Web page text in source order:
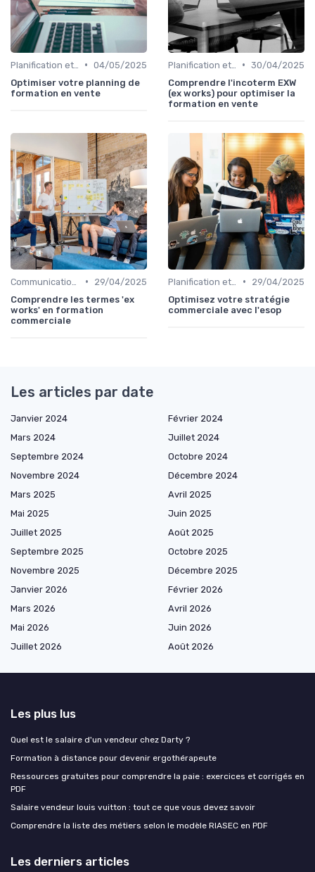
• 04/05/2025
Optimiser votre planning de
formation en vente
• 30/04/2025
Comprendre l'incoterm EXW
(ex works) pour optimiser la
formation en vente
•
29/04/2025
Comprendre les termes 'ex
works' en formation
commerciale
•
29/04/2025
Optimisez votre stratégie
commerciale avec l'esop
Les articles par date
Janvier 2024
Février 2024
Mars 2024
Juillet 2024
Septembre 2024
Octobre 2024
Novembre 2024
Décembre 2024
Mars 2025
Avril 2025
Mai 2025
Juin 2025
Juillet 2025
Août 2025
Septembre 2025
Octobre 2025
Novembre 2025
Décembre 2025
Janvier 2026
Février 2026
Mars 2026
Avril 2026
Mai 2026
Juin 2026
Juillet 2026
Août 2026
Les plus lus
Quel est le salaire d'un vendeur chez Darty ?
Formation à distance pour devenir ergothérapeute
Ressources gratuites pour comprendre la paie : exercices et corrigés en
PDF
Salaire vendeur louis vuitton : tout ce que vous devez savoir
Comprendre la liste des métiers selon le modèle RIASEC en PDF
Les derniers articles